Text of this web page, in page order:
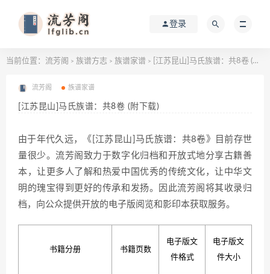
登录
当前位置： 流芳阁 > 族谱方志 > 族谱家谱 > [江苏昆山]马氏族谱：共8卷 (附下载)
流芳阁 族谱家谱
[江苏昆山]马氏族谱：共8卷 (附下载)
由于年代久远，《[江苏昆山]马氏族谱：共8卷》目前存世
量很少。流芳阁致力于数字化归档和开放式地分享古籍善
本，让更多人了解和热爱中国优秀的传统文化，让中华文
明的瑰宝得到更好的传承和发扬。因此流芳阁将其收录归
档，向公众提供开放的电子版阅览和影印本获取服务。
书籍分册 书籍页数
电子版文
件格式
电子版文
件大小